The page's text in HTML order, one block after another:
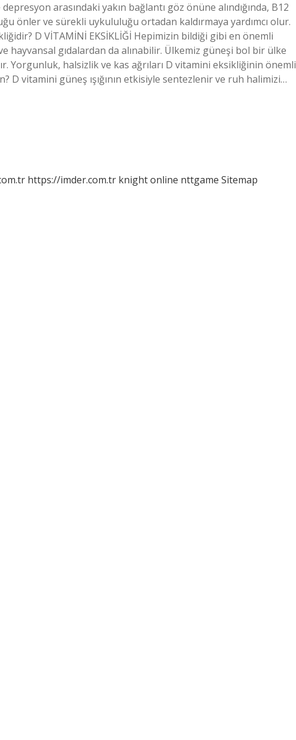
arasındaki yakın bağlantı göz önüne alındığında, B12
önler ve sürekli uykululuğu ortadan kaldırmaya yardımcı olur.
D VİTAMİNİ EKSİKLİĞİ Hepimizin bildiği gibi en önemli
hayvansal gıdalardan da alınabilir. Ülkemiz güneşi bol bir ülke
Yorgunluk, halsizlik ve kas ağrıları D vitamini eksikliğinin önemli
D vitamini güneş ışığının etkisiyle sentezlenir ve ruh halimizi…
https://imder.com.tr knight online nttgame Sitemap